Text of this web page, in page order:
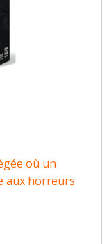
où un
aux horreurs